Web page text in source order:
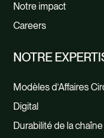
Notre impact
Careers
NOTRE
Modèles d’Affaires
Digital
Durabilité de la